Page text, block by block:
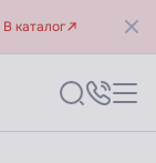
В каталог